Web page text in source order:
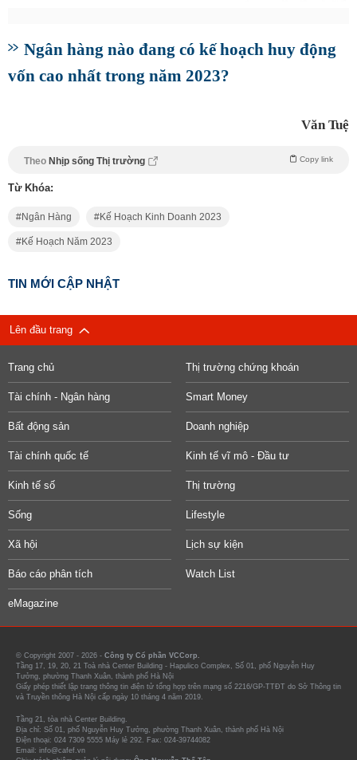
Ngân hàng nào đang có kế hoạch huy động
vốn cao nhất trong năm 2023?
Văn Tuệ
Theo Nhịp sống Thị trường Copy link
Từ Khóa:
Ngân Hàng Kế Hoạch Kinh Doanh 2023
Kế Hoạch Năm 2023
TIN MỚI CẬP NHẬT
Lên đầu trang
Trang chủ Thị trường chứng khoán
Tài chính - Ngân hàng Smart Money
Bất động sản Doanh nghiệp
Tài chính quốc tế Kinh tế vĩ mô - Đầu tư
Kinh tế số Thị trường
Sống Lifestyle
Xã hội Lịch sự kiện
Báo cáo phân tích Watch List
eMagazine
© Copyright 2007 - 2026 - Công ty Cổ phần VCCorp.
Tầng 17, 19, 20, 21 Toà nhà Center Building - Hapulico Complex, Số 01, phố Nguyễn Huy
Tưởng, phường Thanh Xuân, thành phố Hà Nội
Giấy phép thiết lập trang thông tin điện tử tổng hợp trên mạng số 2216/GP-TTĐT do Sở Thông tin
và Truyền thông Hà Nội cấp ngày 10 tháng 4 năm 2019.
Tầng 21, tòa nhà Center Building.
Địa chỉ: Số 01, phố Nguyễn Huy Tưởng, phường Thanh Xuân, thành phố Hà Nội
Điện thoại: 024 7309 5555 Máy lẻ 292. Fax: 024-39744082
Email: info@cafef.vn